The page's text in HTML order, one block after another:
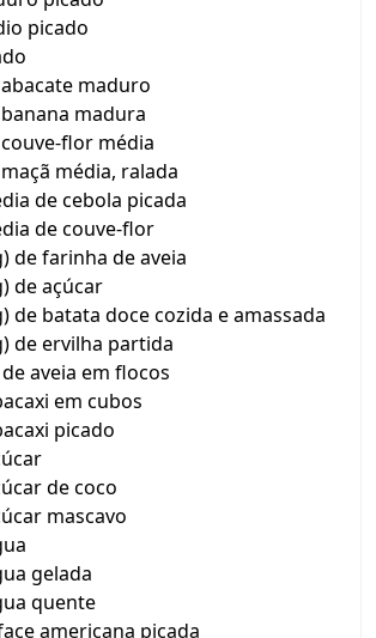
picado
maduro
madura
flor média
média, ralada
de cebola picada
de couve-flor
de farinha de aveia
de açúcar
de batata doce cozida e amassada
de ervilha partida
aveia em flocos
em cubos
picado
de coco
mascavo
gelada
quente
americana picada